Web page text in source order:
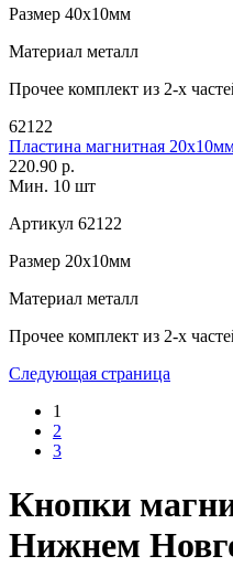
Размер 40х10мм
Материал металл
Прочее комплект из 2-х
62122
Пластина магнитная
220.90 р.
Мин. 10 шт
Артикул 62122
Размер 20х10мм
Материал металл
Прочее комплект из 2-х
Следующая страница
1
2
3
Кнопки
Нижнем